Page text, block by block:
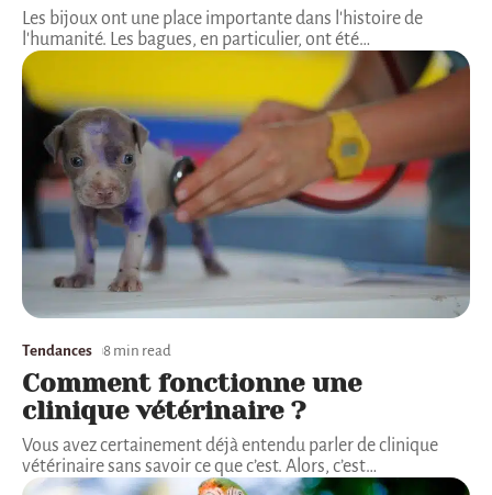
Les bijoux ont une place importante dans l'histoire de
l'humanité. Les bagues, en particulier, ont été…
Tendances 8 min read
Comment fonctionne une
clinique vétérinaire ?
Vous avez certainement déjà entendu parler de clinique
vétérinaire sans savoir ce que c’est. Alors, c’est…